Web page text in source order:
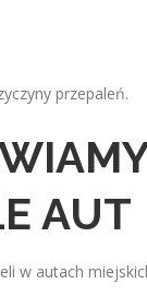
przepaleń.
AUT
w autach